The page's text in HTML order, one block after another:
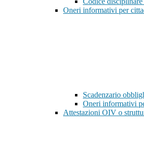
Oneri informativi per
Scadenzario
Oneri informativi
Attestazioni OIV o